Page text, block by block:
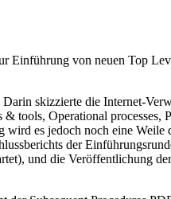
Einführung von neuen Top
skizzierte die Internet-
tools, Operational processes,
wird es jedoch noch eine
der
und die Veröffentlichung